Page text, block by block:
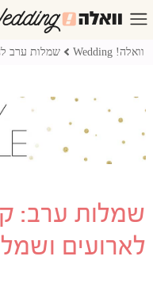
וואלה! Wedding שמלות ערב
שמלות ערב:
לארועים